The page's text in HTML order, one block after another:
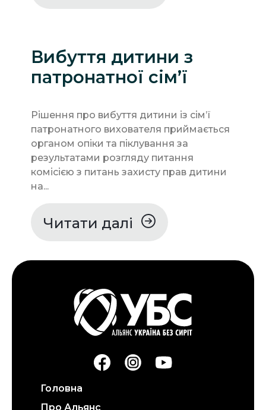
Вибуття дитини з
патронатної сім’ї
Рішення про вибуття дитини із сім’ї
патронатного вихователя приймається
органом опіки та піклування за
результатами розгляду питання
комісією з питань захисту прав дитини
на...
Читати далі
Головна
Про Альянс